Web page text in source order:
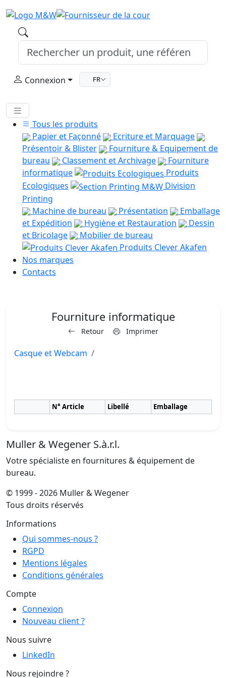
Connexion FR
Tous les produits
Papier et Façonné
Ecriture et Marquage
Présentoir & Blister
Fourniture & Equipement de
bureau
Classement et Archivage
Fourniture
informatique
Produits
Ecologiques
Division
Printing
Machine de bureau
Présentation
Emballage
et Expédition
Hygiène et Restauration
Dessin
et Bricolage
Mobilier de bureau
Produits Clever Akafen
Nos marques
Contacts
Fourniture informatique
Retour Imprimer
Casque et Webcam
N° Article Libellé Emballage
Muller & Wegener S.à.r.l.
Votre spécialiste en fournitures & équipement de
bureau.
© 1999 - 2026 Muller & Wegener
Tous droits réservés
Informations
Qui sommes-nous ?
RGPD
Mentions légales
Conditions générales
Compte
Connexion
Nouveau client ?
Nous suivre
LinkedIn
Nous rejoindre ?